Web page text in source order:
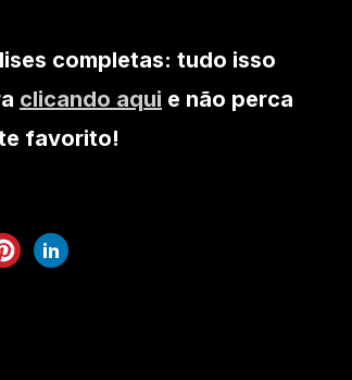
completas: tudo isso
clicando aqui e não perca
favorito!